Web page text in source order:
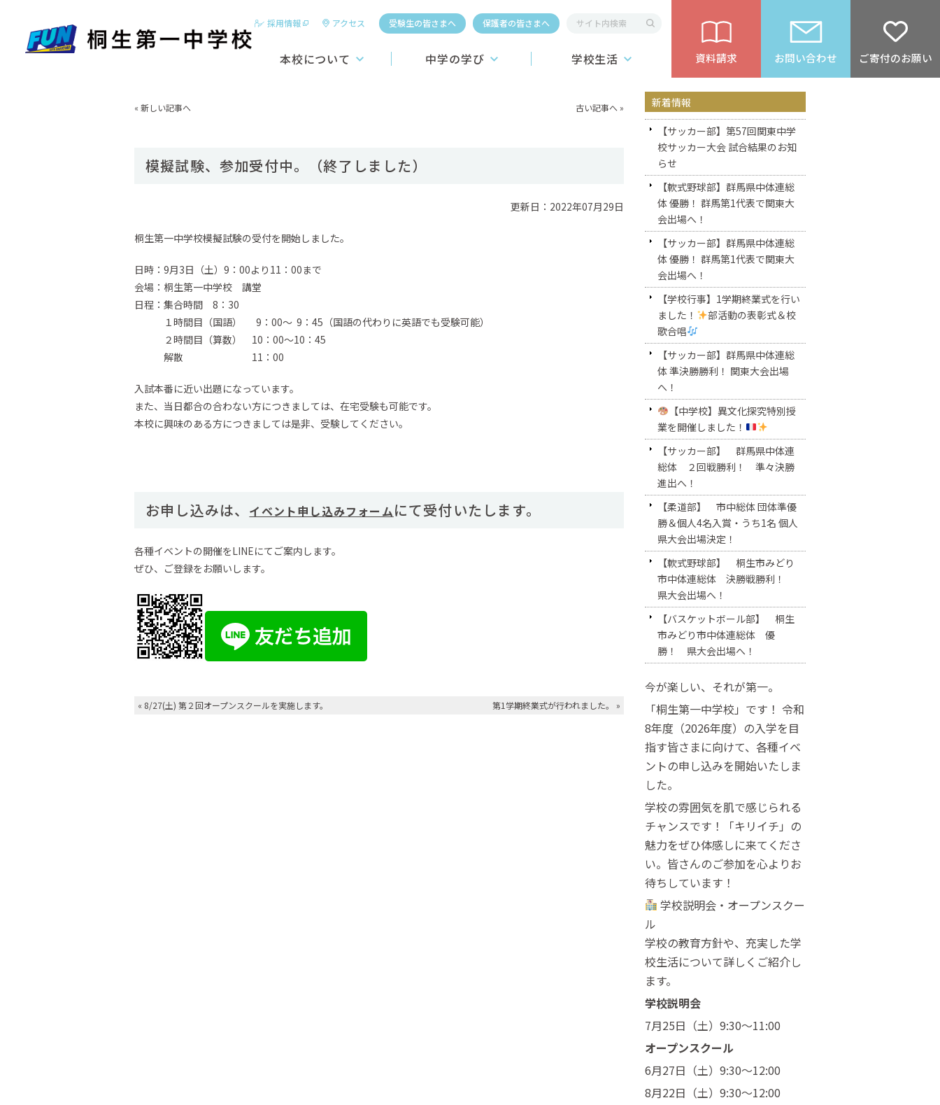
採用情報 アクセス 受験生の皆さまへ 保護者の皆さまへ
本校について 中学の学び
ICT教育への挑戦
国際交流プログラム
学校生活
学校行事
学生寮
資料請求 お問い合わせ ご寄付のお願い
« 新しい記事へ 古い記事へ »
模擬試験、参加受付中。（終了しました）
更新日：2022年07月29日
桐生第一中学校模擬試験の受付を開始しました。
日時：9月3日（土）9：00より11：00まで
会場：桐生第一中学校 講堂
日程：集合時間 8：30
１時間目（国語） 9：00～ 9：45（国語の代わりに英語でも受験可能）
２時間目（算数） 10：00～10：45
解散 11：00
入試本番に近い出題になっています。
また、当日都合の合わない方につきましては、在宅受験も可能です。
本校に興味のある方につきましては是非、受験してください。
お申し込みは、 イベント申し込みフォームにて受付いたします。
各種イベントの開催をLINEにてご案内します。
ぜひ、ご登録をお願いします。
« 8/27(土) 第２回オープンスクールを実施します。 第1学期終業式が行われました。 »
新着情報
【サッカー部】第57回関東中学
校サッカー大会 試合結果のお知
らせ
【軟式野球部】群馬県中体連総
体 優勝！ 群馬第1代表で関東大
会出場へ！
【サッカー部】群馬県中体連総
体 優勝！ 群馬第1代表で関東大
会出場へ！
【学校行事】1学期終業式を行い
ました！
部活動の表彰式＆校
歌合唱
【サッカー部】群馬県中体連総
体 準決勝勝利！ 関東大会出場
へ！
【中学校】異文化探究特別授
業を開催しました！
【サッカー部】 群馬県中体連
総体 ２回戦勝利！ 準々決勝
進出へ！
【柔道部】 市中総体 団体準優
勝＆個人4名入賞・うち1名 個人
県大会出場決定！
【軟式野球部】 桐生市みどり
市中体連総体 決勝戦勝利！
県大会出場へ！
【バスケットボール部】 桐生
市みどり市中体連総体 優
勝！ 県大会出場へ！
今が楽しい、それが第一。
「桐生第一中学校」です！ 令和
8年度（2026年度）の入学を目
指す皆さまに向けて、各種イベ
ントの申し込みを開始いたしま
した。
学校の雰囲気を肌で感じられる
チャンスです！「キリイチ」の
魅力をぜひ体感しに来てくださ
い。皆さんのご参加を心よりお
待ちしています！
学校説明会・オープンスクー
ル
学校の教育方針や、充実した学
校生活について詳しくご紹介し
ます。
学校説明会
7月25日（土）9:30〜11:00
オープンスクール
6月27日（土）9:30〜12:00
8月22日（土）9:30〜12:00